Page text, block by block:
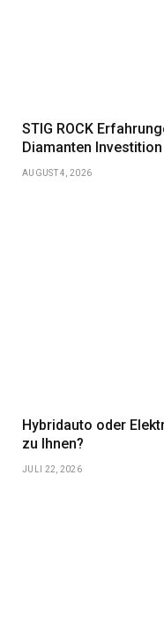
STIG ROCK
Diamanten Investition
AUGUST 4, 2026
Hybridauto oder
zu Ihnen?
JULI 22, 2026